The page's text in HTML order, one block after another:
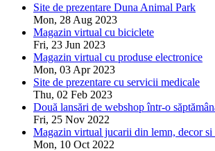
Site de prezentare Duna Animal Park
Mon, 28 Aug 2023
Magazin virtual cu biciclete
Fri, 23 Jun 2023
Magazin virtual cu produse electronice
Mon, 03 Apr 2023
Site de prezentare cu servicii medicale
Thu, 02 Feb 2023
Două lansări de webshop într-o
Fri, 25 Nov 2022
Magazin virtual jucarii din lemn, decor
Mon, 10 Oct 2022